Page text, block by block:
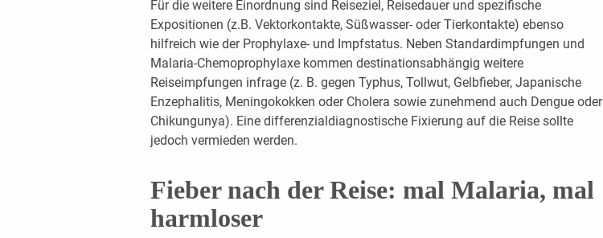
Für die weitere Einordnung sind Reiseziel, Reisedauer und spezifische
Expositionen (z.B. Vektorkontakte, Süßwasser- oder Tierkontakte) ebenso
hilfreich wie der Prophylaxe- und Impfstatus. Neben Standardimpfungen und
Malaria-Chemoprophylaxe kommen destinationsabhängig weitere
Reiseimpfungen infrage (z. B. gegen Typhus, Tollwut, Gelbfieber, Japanische
Enzephalitis, Meningokokken oder Cholera sowie zunehmend auch Dengue oder
Chikungunya). Eine differenzialdiagnostische Fixierung auf die Reise sollte
jedoch vermieden werden.
Fieber nach der Reise: mal Malaria, mal
harmloser